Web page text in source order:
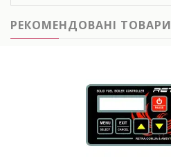
РЕКОМЕНДОВАНІ ТОВАРИ